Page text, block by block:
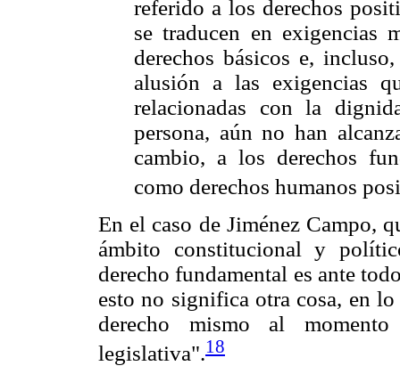
referido a los derechos
se traducen en exigencias
derechos básicos e,
alusión a las exigencias
relacionadas con la
persona, aún no han
cambio, a los derechos
como derechos humanos
En el caso de Jiménez Campo,
ámbito constitucional y
derecho fundamental es ante
esto no significa otra cosa, en
derecho mismo al
legislativa".18